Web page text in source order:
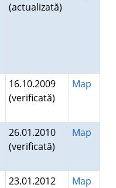
(actualizată)
16.10.2009
(verificată)
Map
26.01.2010
(verificată)
Map
23.01.2012
Map